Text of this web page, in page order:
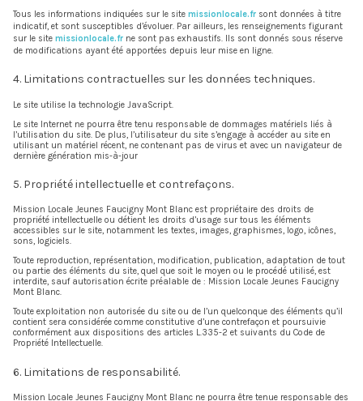
Tous les informations indiquées sur le site missionlocale.fr sont données à titre
indicatif, et sont susceptibles d’évoluer. Par ailleurs, les renseignements figurant
sur le site missionlocale.fr ne sont pas exhaustifs. Ils sont donnés sous réserve
de modifications ayant été apportées depuis leur mise en ligne.
4. Limitations contractuelles sur les données techniques.
Le site utilise la technologie JavaScript.
Le site Internet ne pourra être tenu responsable de dommages matériels liés à
l’utilisation du site. De plus, l’utilisateur du site s’engage à accéder au site en
utilisant un matériel récent, ne contenant pas de virus et avec un navigateur de
dernière génération mis-à-jour
5. Propriété intellectuelle et contrefaçons.
Mission Locale Jeunes Faucigny Mont Blanc est propriétaire des droits de
propriété intellectuelle ou détient les droits d’usage sur tous les éléments
accessibles sur le site, notamment les textes, images, graphismes, logo, icônes,
sons, logiciels.
Toute reproduction, représentation, modification, publication, adaptation de tout
ou partie des éléments du site, quel que soit le moyen ou le procédé utilisé, est
interdite, sauf autorisation écrite préalable de : Mission Locale Jeunes Faucigny
Mont Blanc.
Toute exploitation non autorisée du site ou de l’un quelconque des éléments qu’il
contient sera considérée comme constitutive d’une contrefaçon et poursuivie
conformément aux dispositions des articles L.335-2 et suivants du Code de
Propriété Intellectuelle.
6. Limitations de responsabilité.
Mission Locale Jeunes Faucigny Mont Blanc ne pourra être tenue responsable des